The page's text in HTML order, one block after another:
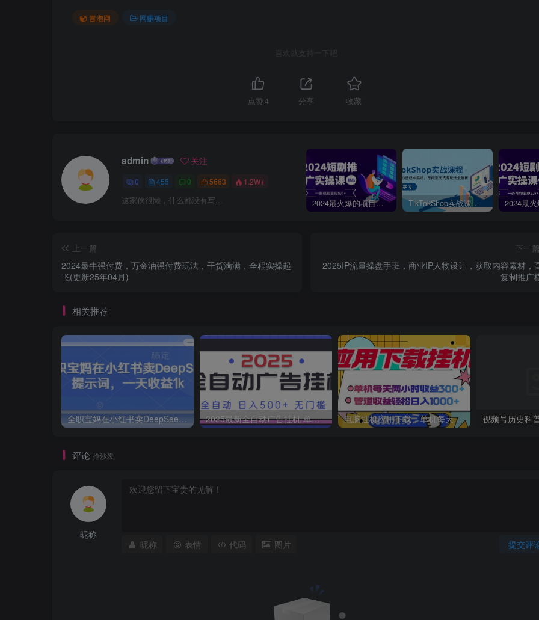
冒泡网 网赚项目
喜欢就支持一下吧
点赞4 分享 收藏
admin 关注
0 455 0 5663 1.2W+
这家伙很懒，什么都没有写... 2024最火爆的项目短剧推广实操课，一条视频变现5万+【附软件工具】 TikTokShop实战课程，手把手教你低成本启动，东南亚无货源玩法全解析
上一篇
2024最牛强付费，万金油强付费玩法，干货满满，全程实操起
飞(更新25年04月)
下一
2025IP流量操盘手班，商业IP人物设计，获取内容素材，
复制推广
相关推荐
全职宝妈在小红书卖DeepSeek提示词，一天收益1k 2025最新全自动广告挂机 单机500+实操分享 小白可无脑操作 电脑挂机应用下载，单机每天俩小时300+管道收益每天轻松日入1000+
评论 抢沙发
昵称
提交评
昵称 表情 代码 图片